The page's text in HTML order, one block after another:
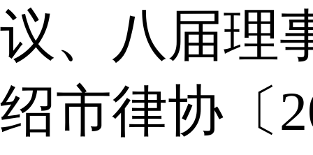
议、八届理
绍市律协〔